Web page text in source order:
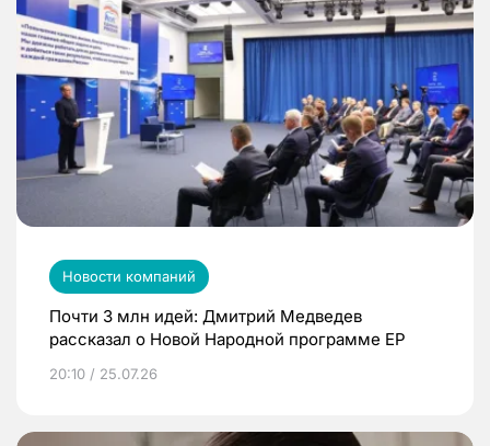
Новости компаний
Почти 3 млн идей: Дмитрий Медведев
рассказал о Новой Народной программе ЕР
20:10 / 25.07.26